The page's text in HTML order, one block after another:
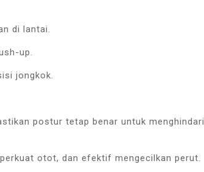
di lantai.
up.
jongkok.
postur tetap benar untuk menghindari
otot, dan efektif mengecilkan perut.